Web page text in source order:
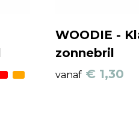
WOODIE -
zonnebril
vanaf € 1,30